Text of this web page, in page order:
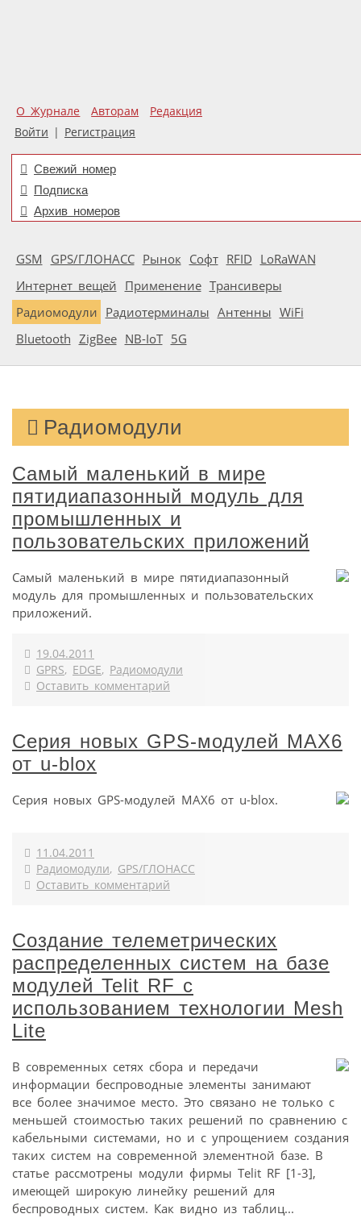
О Журнале Авторам
Редакция
Войти | Регистрация
Свежий номер
Подписка
Архив номеров
GSM GPS/ГЛОНАСС Рынок Софт RFID LoRaWAN
Интернет вещей Применение Трансиверы
Радиомодули Радиотерминалы Антенны WiFi
Bluetooth ZigBee NB-IoT 5G
Радиомодули
Самый маленький в мире
пятидиапазонный модуль для
промышленных и
пользовательских приложений
Самый маленький в мире пятидиапазонный
модуль для промышленных и пользовательских
приложений.
19.04.2011
GPRS, EDGE, Радиомодули
Оставить комментарий
Серия новых GPS-модулей MAX6
от u-blox
Серия новых GPS-модулей MAX6 от u-blox.
11.04.2011
Радиомодули, GPS/ГЛОНАСС
Оставить комментарий
Создание телеметрических
распределенных систем на базе
модулей Telit RF с
использованием технологии Mesh
Lite
В современных сетях сбора и передачи
информации беспроводные элементы занимают
все более значимое место. Это связано не только с
меньшей стоимостью таких решений по сравнению с
кабельными системами, но и с упрощением создания
таких систем на современной элементной базе. В
статье рассмотрены модули фирмы Telit RF [1-3],
имеющей широкую линейку решений для
беспроводных систем. Как видно из таблиц...